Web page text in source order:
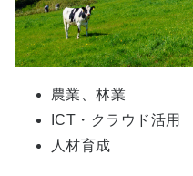
農業、林業
ICT・クラウド活用
人材育成